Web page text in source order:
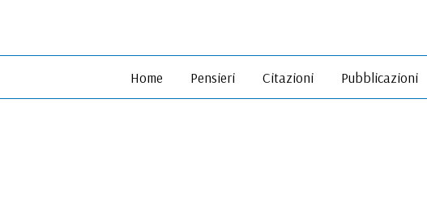
Home Pensieri Citazioni Pubblicazioni